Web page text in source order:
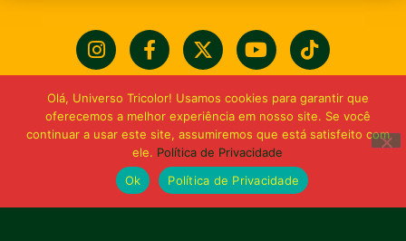
Olá, Universo Tricolor! Usamos cookies para garantir que
oferecemos a melhor experiência em nosso site. Se você
continuar a usar este site, assumiremos que está satisfeito com
ele. Política de Privacidade
Ok
Política de Privacidade